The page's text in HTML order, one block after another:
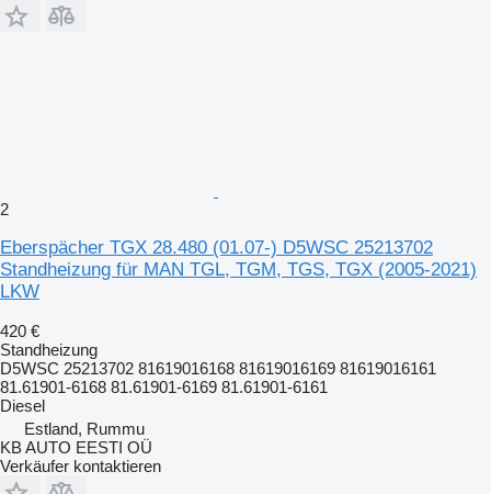
2
Eberspächer TGX 28.480 (01.07-) D5WSC 25213702
Standheizung für MAN TGL, TGM, TGS, TGX (2005-2021)
LKW
420 €
Standheizung
D5WSC 25213702 81619016168 81619016169 81619016161
81.61901-6168 81.61901-6169 81.61901-6161
Diesel
Estland, Rummu
KB AUTO EESTI OÜ
Verkäufer kontaktieren